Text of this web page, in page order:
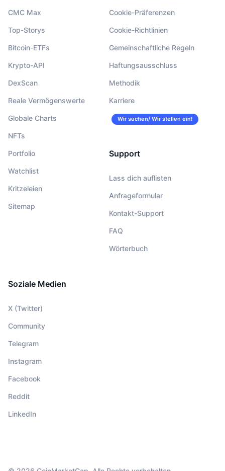
CMC Max
Top-Storys
Bitcoin-ETFs
Krypto-API
DexScan
Reale Vermögenswerte
Globale Charts
NFTs
Portfolio
Watchlist
Kritzeleien
Sitemap
Cookie-Präferenzen
Cookie-Richtlinien
Gemeinschaftliche Regeln
Haftungsausschluss
Methodik
Karriere
Wir suchen/ Wir stellen ein!
Support
Lass dich auflisten
Anfrageformular
Kontakt-Support
FAQ
Wörterbuch
Soziale Medien
X (Twitter)
Community
Telegram
Instagram
Facebook
Reddit
LinkedIn